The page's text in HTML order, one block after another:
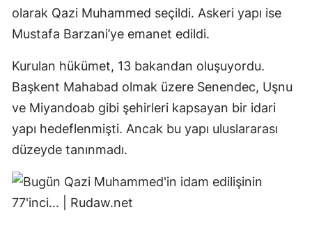
olarak Qazi Muhammed seçildi. Askeri yapı ise
Mustafa Barzani’ye emanet edildi.
Kurulan hükümet, 13 bakandan oluşuyordu.
Başkent Mahabad olmak üzere Senendec, Uşnu
ve Miyandoab gibi şehirleri kapsayan bir idari
yapı hedeflenmişti. Ancak bu yapı uluslararası
düzeyde tanınmadı.